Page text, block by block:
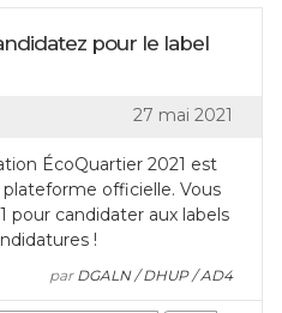
pour le label
27 mai 2021
ÉcoQuartier 2021 est
officielle. Vous
pour candidater aux labels
!
parDGALN / DHUP / AD4